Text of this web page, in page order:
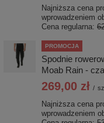
Najniższa cena
wprowadzeniem
Cena regularna:
PROMOCJA
Spodnie
Moab Rain -
269,00 zł /
Najniższa cena
wprowadzeniem